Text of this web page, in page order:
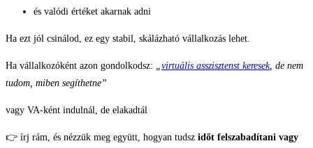
és valódi értéket akarnak adni
Ha ezt jól csinálod, ez egy stabil, skálázható vállalkozás lehet.
Ha vállalkozóként azon gondolkodsz: virtuális asszisztenst keresek, de nem
tudom, miben segíthetne”
vagy VA-ként indulnál, de elakadtál
👉 írj rám, és nézzük meg együtt, hogyan tudsz időt felszabadítani vagy